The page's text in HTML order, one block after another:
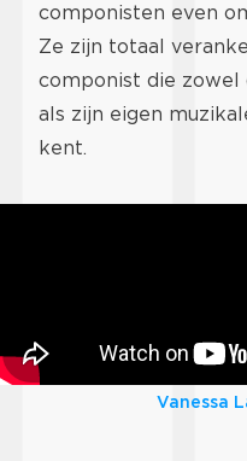
componisten even
Ze zijn totaal
componist die zowel
als zijn eigen
kent.
Vanessa